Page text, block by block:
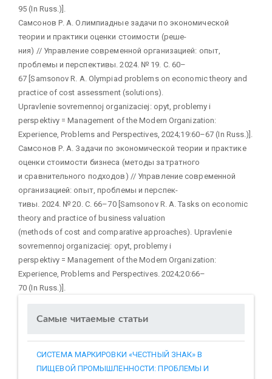
95 (In Russ.)].
Самсонов Р. А. Олимпиадные задачи по экономической
теории и практики оценки стоимости (реше-
ния) // Управление современной организацией: опыт,
проблемы и перспективы. 2024. № 19. С. 60–
67 [Samsonov R. A. Olympiad problems on economic theory and
practice of cost assessment (solutions).
Upravlenie sovremennoj organizaciej: opyt, problemy i
perspektivy = Management of the Modern Organization:
Experience, Problems and Perspectives, 2024;19:60–67 (In Russ.)].
Самсонов Р. А. Задачи по экономической теории и практике
оценки стоимости бизнеса (методы затратного
и сравнительного подходов) // Управление современной
организацией: опыт, проблемы и перспек-
тивы. 2024. № 20. С. 66–70 [Samsonov R. A. Tasks on economic
theory and practice of business valuation
(methods of cost and comparative approaches). Upravlenie
sovremennoj organizaciej: opyt, problemy i
perspektivy = Management of the Modern Organization:
Experience, Problems and Perspectives. 2024;20:66–
70 (In Russ.)].
Самые читаемые статьи
СИСТЕМА МАРКИРОВКИ «ЧЕСТНЫЙ ЗНАК» В
ПИЩЕВОЙ ПРОМЫШЛЕННОСТИ: ПРОБЛЕМЫ И